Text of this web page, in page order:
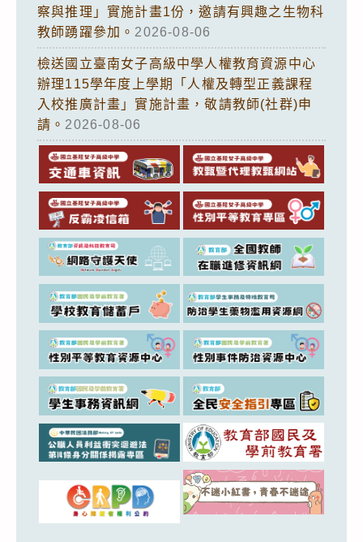
察與推理」實施計畫1份，邀請有興趣之生物科
教師踴躍參加。 2026-08-06
檢送國立臺南女子高級中學人權教育資源中心
辦理115學年度上學期「人權及轉型正義課程
入校推廣計畫」實施計畫，敬請教師(社群)申
請。 2026-08-06